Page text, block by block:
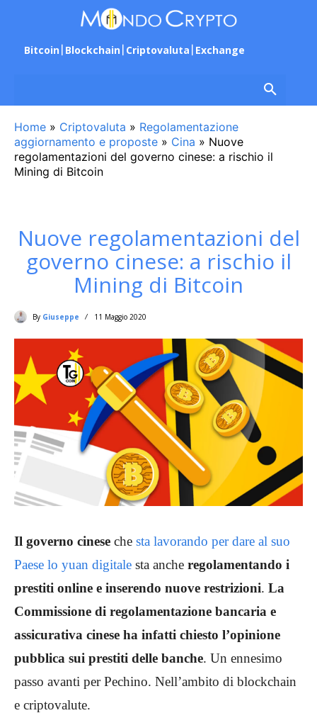
Bitcoin Blockchain Criptovaluta Exchange
Home » Criptovaluta » Regolamentazione
aggiornamento e proposte » Cina » Nuove
regolamentazioni del governo cinese: a rischio il
Mining di Bitcoin
Nuove regolamentazioni del
governo cinese: a rischio il
Mining di Bitcoin
By Giuseppe 11 Maggio 2020
Il governo cinese che sta lavorando per dare al suo
Paese lo yuan digitale sta anche regolamentando i
prestiti online e inserendo nuove restrizioni. La
Commissione di regolamentazione bancaria e
assicurativa cinese ha infatti chiesto l’opinione
pubblica sui prestiti delle banche. Un ennesimo
passo avanti per Pechino. Nell’ambito di blockchain
e criptovalute.